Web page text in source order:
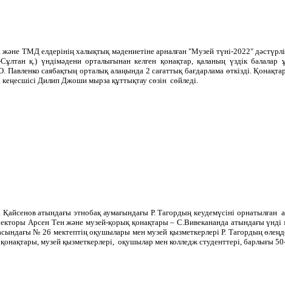
ТМД елдерінің халықтық мәдениетіне арналған "Музей түні-2022"
қ.) үндімәдени орталығынан келген қонақтар, қаланың үздік балалар
саябақтың орталық алаңында 2 сағаттық бағдарлама өткізді.
Дилип Джоши мырза құттықтау сөзін сөйледі.
атындағы этнобақ аумағындағы Р. Тагордың кеудемүсіні орнатылған
Арсен Тен және музей-қорық қонақтары – С.Вивекананда атындағы
№ 26 мектептің оқушылары мен музей қызметкерлері Р. Тагордың
музей қызметкерлері, оқушылар мен колледж студенттері, барлығы